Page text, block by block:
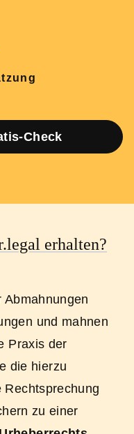
Check
erhalten?
und mahnen
Praxis der
die hierzu
zu einer